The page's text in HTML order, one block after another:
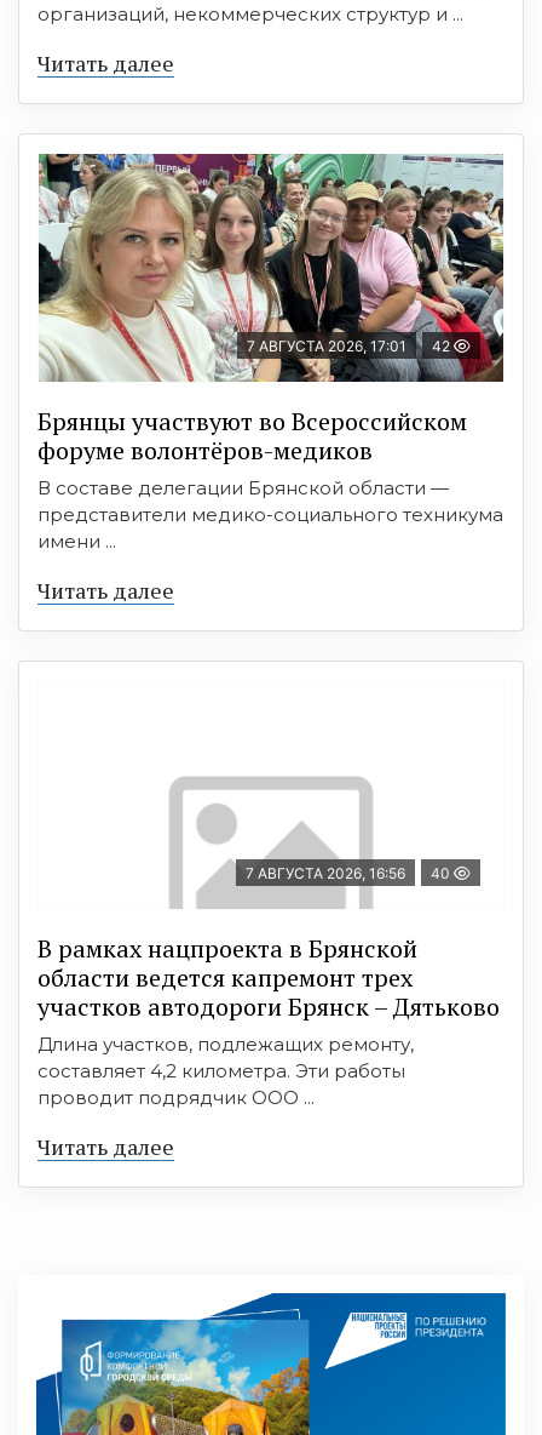
организаций, некоммерческих структур и ...
Читать далее
7 АВГУСТА 2026, 17:01 42
Брянцы участвуют во Всероссийском
форуме волонтёров-медиков
В составе делегации Брянской области —
представители медико-социального техникума
имени ...
Читать далее
7 АВГУСТА 2026, 16:56 40
В рамках нацпроекта в Брянской
области ведется капремонт трех
участков автодороги Брянск – Дятьково
Длина участков, подлежащих ремонту,
составляет 4,2 километра. Эти работы
проводит подрядчик ООО ...
Читать далее